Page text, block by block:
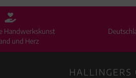
Handwerkskunst
und Herz
HALLINGERS